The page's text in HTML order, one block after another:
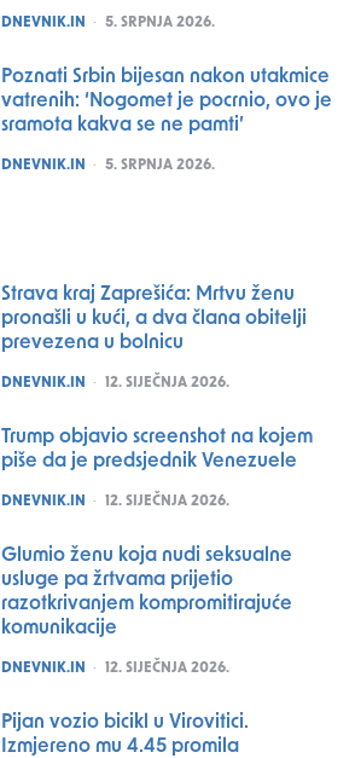
POSTED
DNEVNIK.IN 5. SRPNJA 2026.
Poznati Srbin bijesan nakon utakmice
vatrenih: ‘Nogomet je pocrnio, ovo je
sramota kakva se ne pamti’
POSTED
DNEVNIK.IN 5. SRPNJA 2026.
Strava kraj Zaprešića: Mrtvu ženu
pronašli u kući, a dva člana obitelji
prevezena u bolnicu
POSTED
DNEVNIK.IN 12. SIJEČNJA 2026.
Trump objavio screenshot na kojem
piše da je predsjednik Venezuele
POSTED
DNEVNIK.IN 12. SIJEČNJA 2026.
Glumio ženu koja nudi seksualne
usluge pa žrtvama prijetio
razotkrivanjem kompromitirajuće
komunikacije
POSTED
DNEVNIK.IN 12. SIJEČNJA 2026.
Pijan vozio bicikl u Virovitici.
Izmjereno mu 4.45 promila